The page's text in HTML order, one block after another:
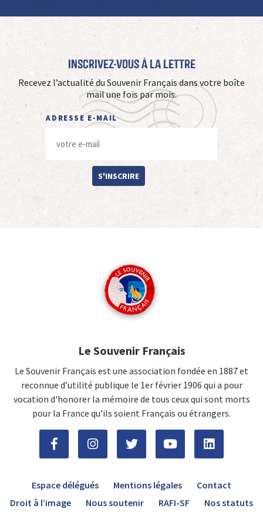
Inscrivez-vous à La Lettre
Recevez l’actualité du Souvenir Français dans votre boîte
mail une fois par mois.
ADRESSE E-MAIL
S'INSCRIRE
Le Souvenir Français
Le Souvenir Français est une association fondée en 1887 et
reconnue d’utilité publique le 1er février 1906 qui a pour
vocation d'honorer la mémoire de tous ceux qui sont morts
pour la France qu’ils soient Français ou étrangers.
Espace délégués Mentions légales
Contact
Droit à l’image
Nous soutenir RAFI-SF Nos statuts